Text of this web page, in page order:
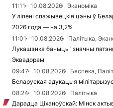
11:11 10.08.2026
Эканоміка
У ліпені спажывецкія цэны ў
2026 года — на 3,2%
11:01
10.08.2026
Палітыка,
Лукашэнка бачыць "значны
Эквадорам
09:47
10.08.2026
Бяспека,
Беларуская адукацыя
08:24
10.08.2026
Палітыка
Дарадца Ціханоўскай: Мінск